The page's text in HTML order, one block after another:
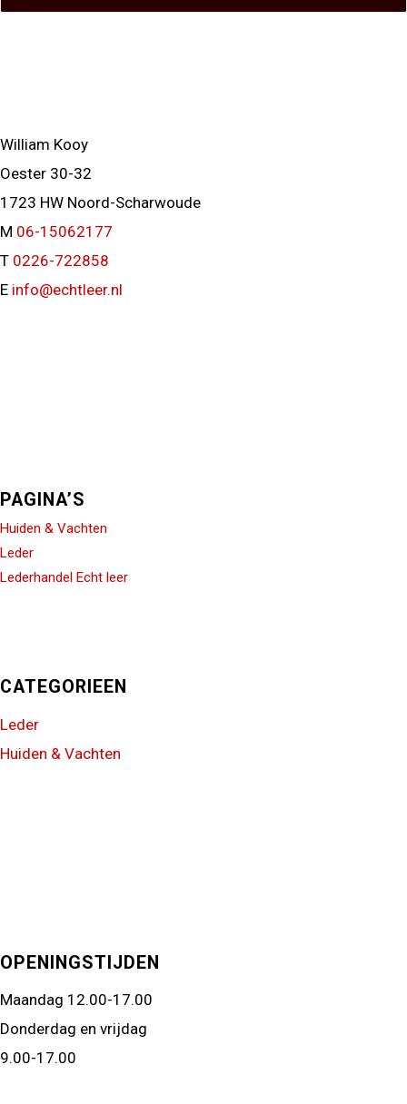
William Kooy
Oester 30-32
1723 HW Noord-Scharwoude
M 06-15062177
T 0226-722858
E info@echtleer.nl
PAGINA’S
Huiden & Vachten
Leder
Lederhandel Echt leer
CATEGORIEEN
Leder
Huiden & Vachten
OPENINGSTIJDEN
Maandag 12.00-17.00
Donderdag en vrijdag
9.00-17.00